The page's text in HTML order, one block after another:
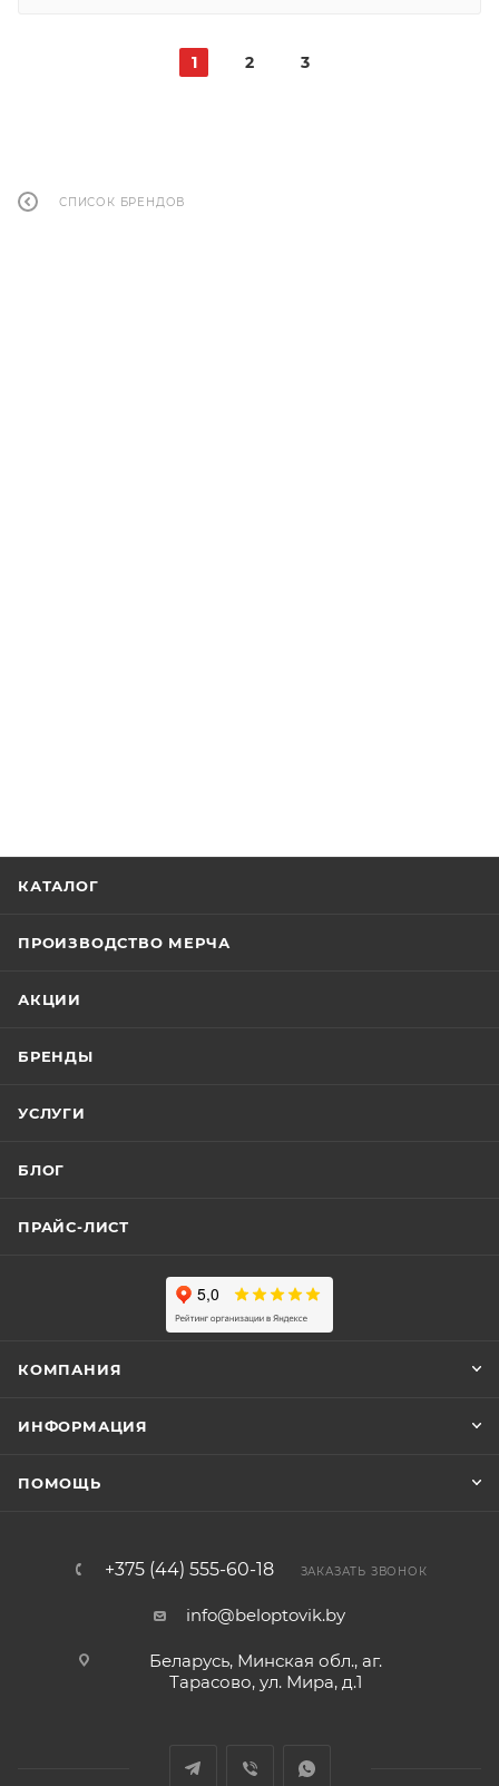
1 2 3
СПИСОК БРЕНДОВ
КАТАЛОГ
ПРОИЗВОДСТВО МЕРЧА
АКЦИИ
БРЕНДЫ
УСЛУГИ
БЛОГ
ПРАЙС-ЛИСТ
КОМПАНИЯ
ИНФОРМАЦИЯ
ПОМОЩЬ
+375 (44) 555-60-18 ЗАКАЗАТЬ ЗВОНОК
info@beloptovik.by
Беларусь, Минская обл., аг.
Тарасово, ул. Мира, д.1